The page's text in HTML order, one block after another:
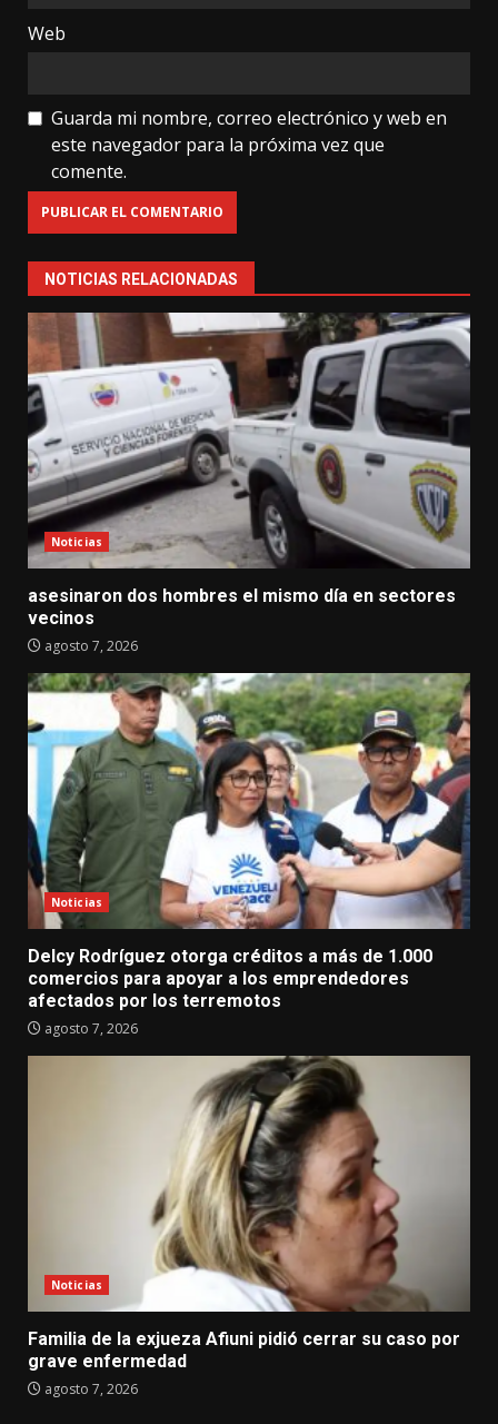
Web
Guarda mi nombre, correo electrónico y web en
este navegador para la próxima vez que
comente.
NOTICIAS RELACIONADAS
Noticias
asesinaron dos hombres el mismo día en sectores
vecinos
agosto 7, 2026
Noticias
Delcy Rodríguez otorga créditos a más de 1.000
comercios para apoyar a los emprendedores
afectados por los terremotos
agosto 7, 2026
Noticias
Familia de la exjueza Afiuni pidió cerrar su caso por
grave enfermedad
agosto 7, 2026